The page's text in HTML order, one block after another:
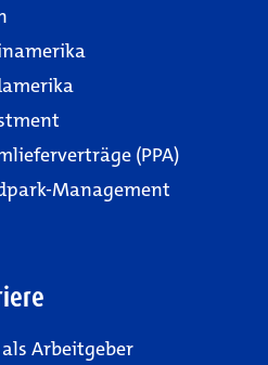
(PPA)
Management
Arbeitgeber